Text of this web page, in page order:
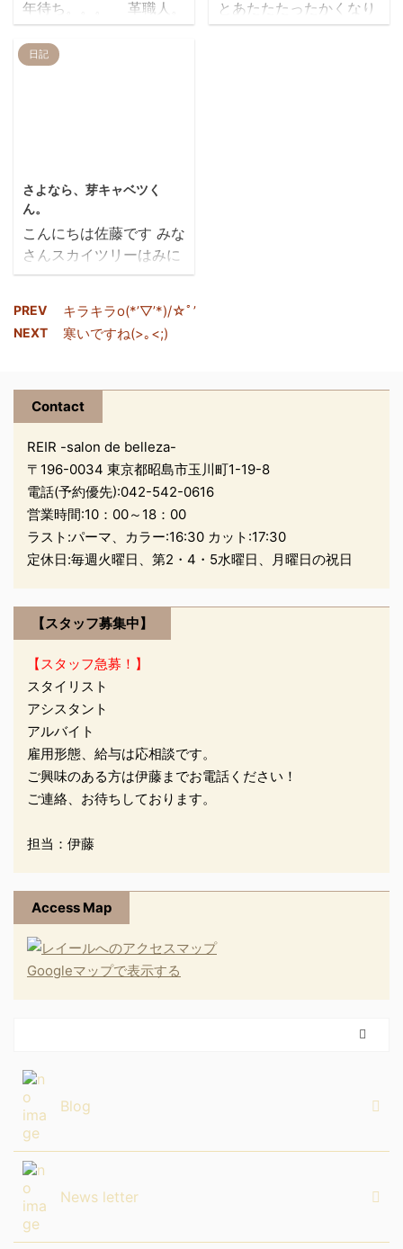
すね まったく こんな感
警察さんのですね カッコ
日は母の日ですね 皆さん
年待ち。。。 革職人。
アーチストのＴＵＮＡさ
んが丹精込めて創られた
と共にどんな色に変わっ
ていくのでしょうか 良
い感じの色合いを出せて
行けますように。。。
最高です。ＴＵＮＡ
す。 そして私たちは、
お客様の笑顔を励みに
い色になりますよ
...
とあたたたったかくなり
ましたね笑 春一番はふい
リーズナブルな価格でた
日記
さよなら、芽キャベツく
ん。
こんにちは佐藤です みな
さんスカイツリーはみに
いきましたか？？ わたし
テレビを観てたら猛烈に
行きたくなりました で
けませんね そして恒例の
芽キャベツくんは。。 刈
りました。笑 青虫やアブ
ラムシに乗っ取られたん
で 収穫できるの期待して
たんですが、自然の力に
は勝てませんね これから
暑くなると虫や黒い動き
うに頑張りましょう
sat ...
PREV キラキラo(*’▽’*)/☆ﾟ’
NEXT 寒いですね(>｡<;)
Contact
REIR -salon de belleza-
〒196-0034 東京都昭島市玉川町1-19-8
電話(予約優先):042-542-0616
営業時間:10：00～18：00
ラスト:パーマ、カラー:16:30 カット:17:30
定休日:毎週火曜日、第2・4・5水曜日、月曜日の祝日
【スタッフ募集中】
【スタッフ急募！】
スタイリスト
アシスタント
アルバイト
雇用形態、給与は応相談です。
ご興味のある方は伊藤までお電話ください！
ご連絡、お待ちしております。
担当：伊藤
Access Map
Googleマップで表示する
Blog
News letter